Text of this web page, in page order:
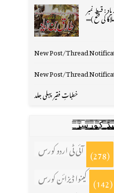
: قسط نمبر
New Post/Thread
New Post/Thread
خطباتِ فقیر پہلی جلد
̳̿͟͞ک̳̿͟͞و̳̿͟͞ر̳̿͟͞س̳̿͟͞ز̳̿͟͞
آئی ٹی اردو کورس (278)
کینوا ڈیزائن کورس (142)